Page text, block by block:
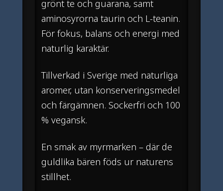
grönt te och guarana, samt
aminosyrorna taurin och L-teanin.
För fokus, balans och energi med
naturlig karaktär.
Tillverkad i Sverige med naturliga
aromer, utan konserveringsmedel
och färgämnen. Sockerfri och 100
% vegansk.
En smak av myrmarken – där de
guldlika bären föds ur naturens
stillhet.